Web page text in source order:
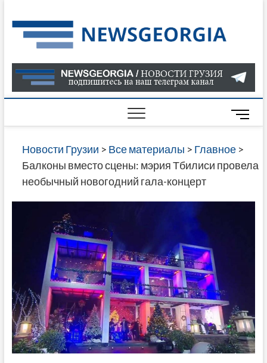
to
content
О
В
ГРУЗИИ
САЙТЕ
M
e
n
u
Новости Грузии > Все материалы > Главное>
Балконы вместо сцены: мэрия Тбилиси провела
необычный новогодний гала-концерт